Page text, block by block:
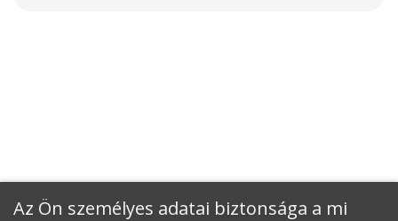
Az Ön személyes adatai biztonsága a mi